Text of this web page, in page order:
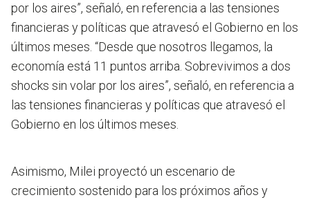
por los aires”, señaló, en referencia a las tensiones
financieras y políticas que atravesó el Gobierno en los
últimos meses. “Desde que nosotros llegamos, la
economía está 11 puntos arriba. Sobrevivimos a dos
shocks sin volar por los aires”, señaló, en referencia a
las tensiones financieras y políticas que atravesó el
Gobierno en los últimos meses.
Asimismo, Milei proyectó un escenario de
crecimiento sostenido para los próximos años y